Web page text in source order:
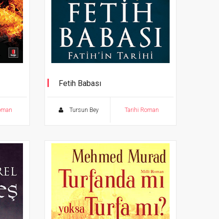
Fetih Babası
Tursun Bey Tarihi Roman